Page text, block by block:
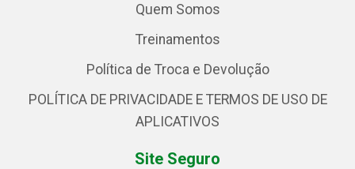
Quem Somos
Treinamentos
Política de Troca e Devolução
POLÍTICA DE PRIVACIDADE E TERMOS DE USO DE
APLICATIVOS
Site Seguro